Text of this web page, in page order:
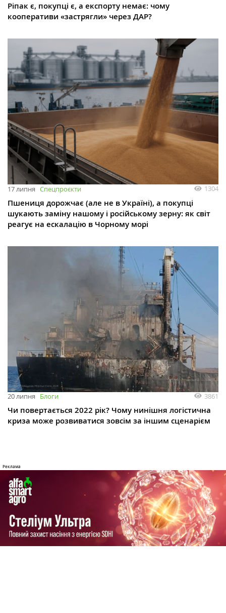
Ріпак є, покупці є, а експорту немає: чому
кооперативи «застрягли» через ДАР?
17 липня Спецпроєкти 1304
Пшениця дорожчає (але не в Україні), а покупці
шукають заміну нашому і російському зерну: як світ
реагує на ескалацію в Чорному морі
20 липня Блоги 3861
Чи повертається 2022 рік? Чому нинішня логістична
криза може розвиватися зовсім за іншим сценарієм